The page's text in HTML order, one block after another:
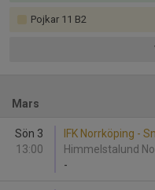
Pojkar 11 B2
Mars
Sön 3
13:00
IFK Norrköping -
Himmelstalund
-